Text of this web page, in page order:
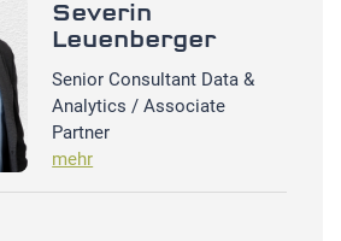
Severin
Leuenberger
Senior Consultant Data &
Analytics / Associate
Partner
mehr